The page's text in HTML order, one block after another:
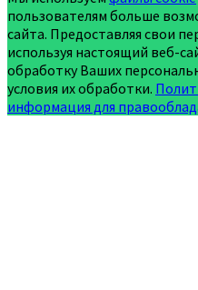
пользователям больше
сайта. Предоставляя свои
используя настоящий веб-
обработку Ваших
условия их обработки.
информация для